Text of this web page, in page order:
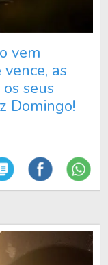
vem
as
seus
Domingo!